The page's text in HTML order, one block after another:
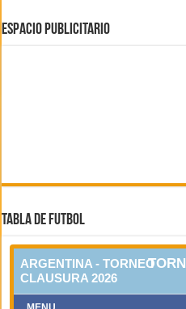
ESPACIO PUBLICITARIO
TABLA DE FUTBOL